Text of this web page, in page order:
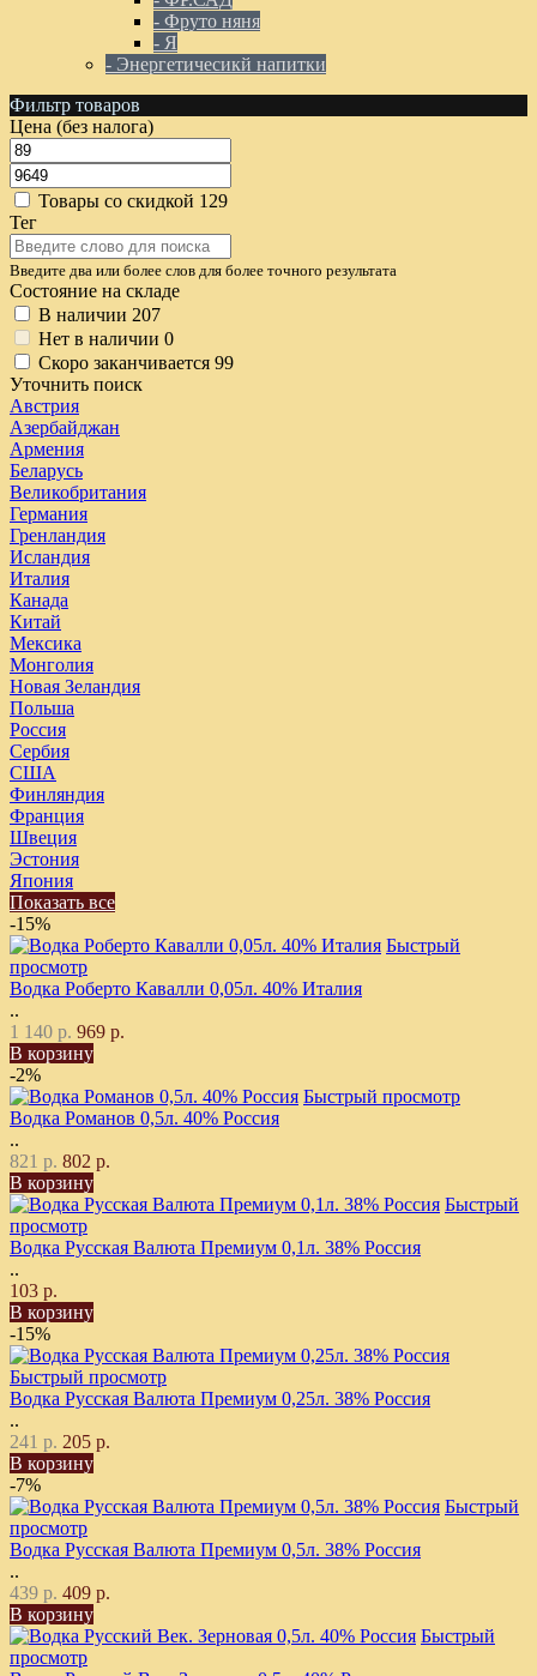
- Фруто няня
- Я
- Энергетичесикй напитки
Фильтр товаров
Цена (без налога)
Товары со скидкой 129
Тег
Введите два или более слов для более точного результата
Состояние на складе
В наличии 207
Нет в наличии 0
Скоро заканчивается 99
Уточнить поиск
Австрия
Азербайджан
Армения
Беларусь
Великобритания
Германия
Гренландия
Исландия
Италия
Канада
Китай
Мексика
Монголия
Новая Зеландия
Польша
Россия
Сербия
США
Финляндия
Франция
Швеция
Эстония
Япония
Показать все
-15%
Быстрый
просмотр
Водка Роберто Кавалли 0,05л. 40% Италия
..
1 140 р. 969 р.
В корзину
-2%
Быстрый просмотр
Водка Романов 0,5л. 40% Россия
..
821 р. 802 р.
В корзину
Быстрый
просмотр
Водка Русская Валюта Премиум 0,1л. 38% Россия
..
103 р.
В корзину
-15%
Быстрый просмотр
Водка Русская Валюта Премиум 0,25л. 38% Россия
..
241 р. 205 р.
В корзину
-7%
Быстрый
просмотр
Водка Русская Валюта Премиум 0,5л. 38% Россия
..
439 р. 409 р.
В корзину
Быстрый
просмотр